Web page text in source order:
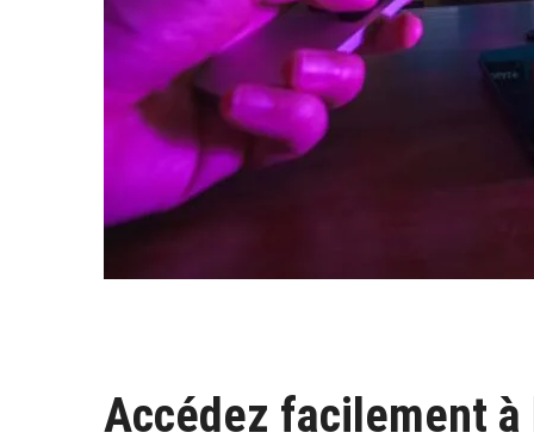
Accédez facilement